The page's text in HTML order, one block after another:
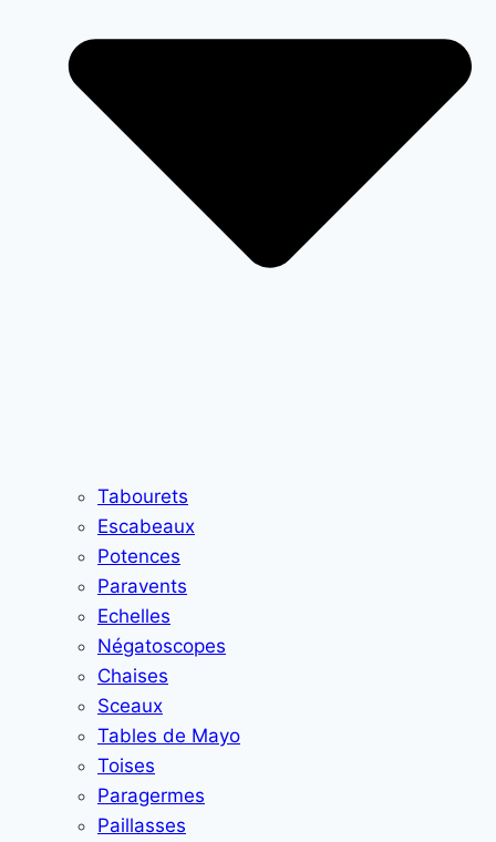
Tabourets
Escabeaux
Potences
Paravents
Echelles
Négatoscopes
Chaises
Sceaux
Tables de Mayo
Toises
Paragermes
Paillasses